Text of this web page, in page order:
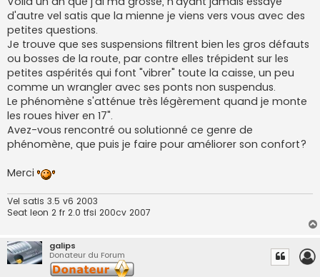
a
g
e
d'autre vel satis que la mienne je viens vers vous avec des
petites questions.
Je trouve que ses suspensions filtrent bien les gros défauts
ou bosses de la route, par contre elles trépident sur les
petites aspérités qui font "vibrer" toute la caisse, un peu
comme un wrangler avec ses ponts non suspendus.
Le phénomène s'atténue très légèrement quand je monte
les roues hiver en 17".
Avez-vous rencontré ou solutionné ce genre de
phénomène, que puis je faire pour améliorer son confort?
Merci
Vel satis 3.5 v6 2003
Seat leon 2 fr 2.0 tfsi 200cv 2007
galips
Donateur du Forum